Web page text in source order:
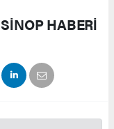
SINOP HABERİ